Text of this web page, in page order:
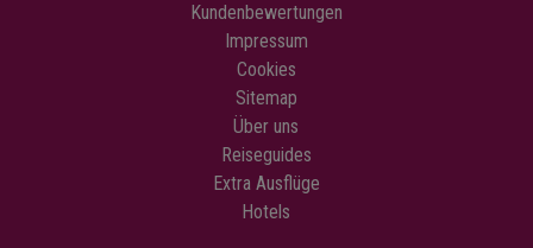
Kundenbewertungen
Impressum
Cookies
Sitemap
Über uns
Reiseguides
Extra Ausflüge
Hotels